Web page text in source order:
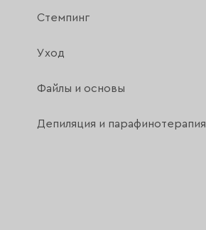
Стемпинг
Уход
Файлы и основы
Депиляция и парафинотерапия